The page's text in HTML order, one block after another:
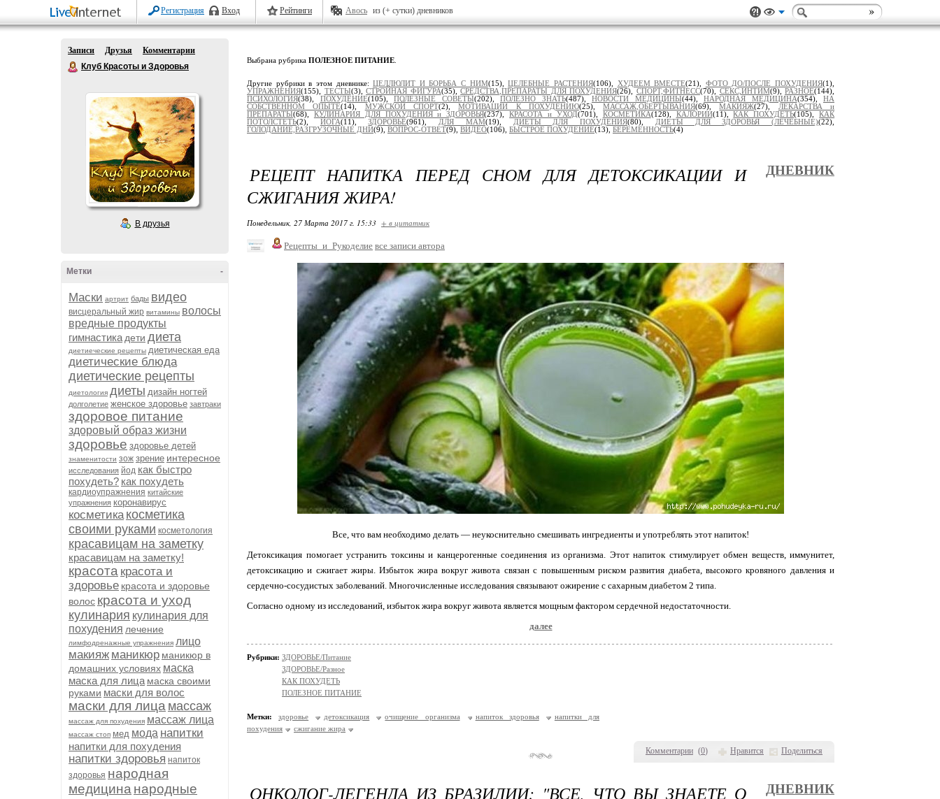
Регистрация Вход Рейтинги Авось из (+ сутки) дневников
Записи Друзья
Комментарии
Клуб Красоты и Здоровья
В друзья
-
Метки
Маски артрит бады видео
висцеральный жир витамины волосы
вредные продукты
гимнастика дети диета
диетиеческие рецепты диетическая еда
диетические блюда
диетические рецепты
диетология диеты дизайн ногтей
долголетие женское здоровье завтраки
здоровое питание
здоровый образ жизни
здоровье здоровье детей
знаменитости зож зрение интересное
исследования йод как быстро
похудеть? как похудеть
кардиоупражнения китайские
упражнения коронавирус
косметика косметика
своими руками косметология
красавицам на заметку
красавицам на заметку!
красота красота и
здоровье красота и здоровье
волос красота и уход
кулинария кулинария для
похудения лечение
лимфодренажные упражнения лицо
макияж маникюр маникюр в
домашних условиях маска
маска для лица маска своими
руками маски для волос
маски для лица массаж
массаж для похудения массаж лица
массаж стоп мед мода напитки
напитки для похудения
напитки здоровья напиток
здоровья народная
медицина народные
Выбрана рубрика ПОЛЕЗНОЕ ПИТАНИЕ
Другие рубрики в этом дневнике:ЦЕЛЛЮЛИТ И БОРЬБА С НИМ(15),ЦЕЛЕБНЫЕ РАСТЕНИЯ(106), ХУДЕЕМ ВМЕСТЕ(21), ФОТО ДО/ПОСЛЕ ПОХУДЕНИЯ(1),
УПРАЖНЕНИЯ(155), ТЕСТЫ(3),СТРОЙНАЯ ФИГУРА(35),СРЕДСТВА,ПРЕПАРАТЫ ДЛЯ ПОХУДЕНИЯ(26), СПОРТ,ФИТНЕСС(70), СЕКС,ИНТИМ(9),РАЗНОЕ(144),
ПСИХОЛОГИЯ(38), ПОХУДЕНИЕ(105), ПОЛЕЗНЫЕ СОВЕТЫ(202), ПОЛЕЗНО ЗНАТЬ(487), НОВОСТИ МЕДИЦИНЫ(44), НАРОДНАЯ МЕДИЦИНА(354), НА
СОБСТВЕННОМ ОПЫТЕ(14), МУЖСКОЙ СПОРТ(2),МОТИВАЦИИ К ПОХУДЕНИЮ(25),МАССАЖ,ОБЕРТЫВАНИЯ(69),МАКИЯЖ(27),
ЛЕКАРСТВА и
ПРЕПАРАТЫ(68), КУЛИНАРИЯ ДЛЯ ПОХУДЕНИЯ и ЗДОРОВЬЯ(237),КРАСОТА и УХОД(701), КОСМЕТИКА(128), КАЛОРИИ(11),КАК ПОХУДЕТЬ(105),КАК
ПОТОЛСТЕТЬ(2), ЙОГА(11),ЗДОРОВЬЕ(961), ДЛЯ МАМ(19), ДИЕТЫ ДЛЯ ПОХУДЕНИЯ(80), ДИЕТЫ ДЛЯ ЗДОРОВЬЯ (ЛЕЧЕБНЫЕ)(22),
ГОЛОДАНИЕ,РАЗГРУЗОЧНЫЕ ДНИ(9), ВОПРОС-ОТВЕТ(9), ВИДЕО(106), БЫСТРОЕ ПОХУДЕНИЕ(13), БЕРЕМЕННОСТЬ(4)
Комментарии (0) Нравится Поделиться
РЕЦЕПТ НАПИТКА ПЕРЕД СНОМ ДЛЯ ДЕТОКСИКАЦИИ И
СЖИГАНИЯ ЖИРА!
ДНЕВНИК
Понедельник, 27 Марта 2017 г. 15:33 + в цитатник
Рецепты_и_Рукоделие все записи автора
Все, что вам необходимо делать — неукоснительно смешивать ингредиенты и употреблять этот напиток!
Детоксикация помогает устранить токсины и канцерогенные соединения из организма. Этот напиток стимулирует обмен веществ, иммунитет,
детоксикацию и сжигает жиры. Избыток жира вокруг живота связан с повышенным риском развития диабета, высокого кровяного давления и
сердечно-сосудистых заболеваний. Многочисленные исследования связывают ожирение с сахарным диабетом 2 типа.
Согласно одному из исследований, избыток жира вокруг живота является мощным фактором сердечной недостаточности.
далее
Рубрики: ЗДОРОВЬЕ/Питание
ЗДОРОВЬЕ/Разное
КАК ПОХУДЕТЬ
ПОЛЕЗНОЕ ПИТАНИЕ
Метки: здоровье детоксикация очищение организма напиток здоровья
напитки для
похудения
сжигание жира
ОНКОЛОГ-ЛЕГЕНДА ИЗ БРАЗИЛИИ: "ВСЕ, ЧТО ВЫ ЗНАЕТЕ О
ДНЕВНИК